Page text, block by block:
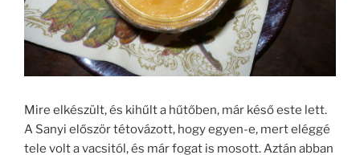
Mire elkészült, és kihűlt a hűtőben, már késő este lett.
A Sanyi először tétovázott, hogy egyen-e, mert eléggé
tele volt a vacsitól, és már fogat is mosott. Aztán abban